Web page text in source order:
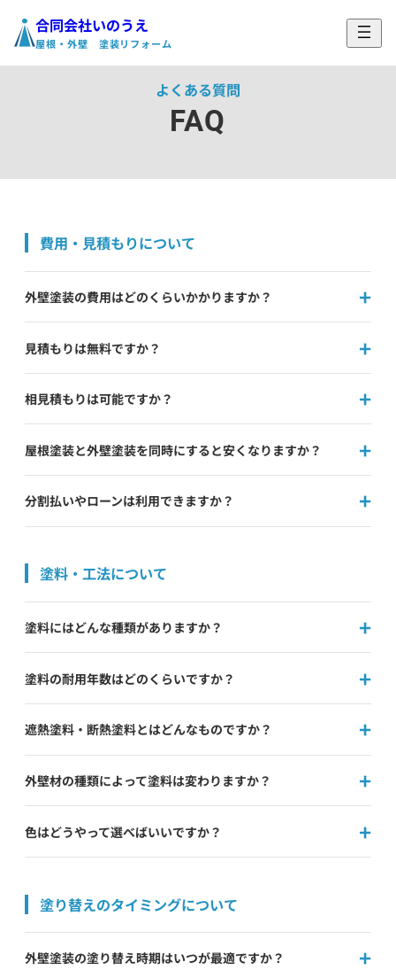
合同会社いのうえ
屋根・外壁 塗装リフォーム
ホーム › よくある質問
よくある質問
FAQ
費用・見積もりについて
外壁塗装の費用はどのくらいかかりますか？
見積もりは無料ですか？
相見積もりは可能ですか？
屋根塗装と外壁塗装を同時にすると安くなりますか？
分割払いやローンは利用できますか？
塗料・工法について
塗料にはどんな種類がありますか？
塗料の耐用年数はどのくらいですか？
遮熱塗料・断熱塗料とはどんなものですか？
外壁材の種類によって塗料は変わりますか？
色はどうやって選べばいいですか？
塗り替えのタイミングについて
外壁塗装の塗り替え時期はいつが最適ですか？